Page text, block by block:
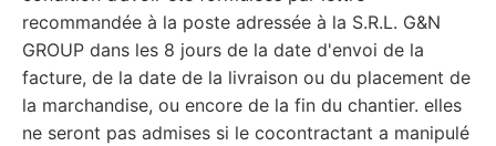
recommandée à la poste adressée à la S.R.L. G&N
GROUP dans les 8 jours de la date d'envoi de la
facture, de la date de la livraison ou du placement de
la marchandise, ou encore de la fin du chantier. elles
ne seront pas admises si le cocontractant a manipulé